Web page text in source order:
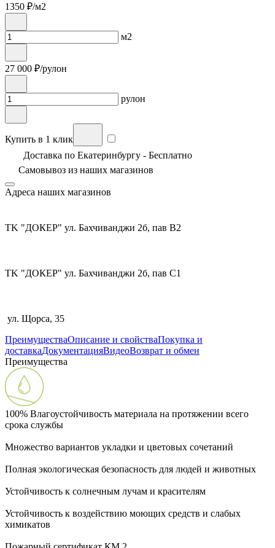
1350 ₽/м2
м2
27 000 ₽/рулон
рулон
Купить в 1 клик
Доставка по Екатеринбургу - Бесплатно
Самовывоз из наших магазинов
Адреса наших магазинов
TK "ДОКЕР" ул. Бахчиванджи 2б, пав В2
TK "ДОКЕР" ул. Бахчиванджи 2б, пав С1
ул. Щорса, 35
ПреимуществаОписание и свойстваПокупка и
доставкаДокументацияВидеоВозврат и обмен
Преимущества
100% Влагоустойчивость материала на протяжении всего
срока службы
Множество вариантов укладки и цветовых сочетаний
Полная экологическая безопасность для людей и животных
Устойчивость к солнечным лучам и красителям
Устойчивость к воздействию моющих средств и слабых
химикатов